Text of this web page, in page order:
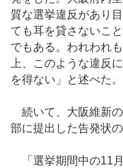
質な選挙違反があり
ても耳を貸さないこ
でもある。われわれ
上、このような違反
を得ない」と述べた。
続いて、大阪維新
部に提出した告発状
「選挙期間中の11